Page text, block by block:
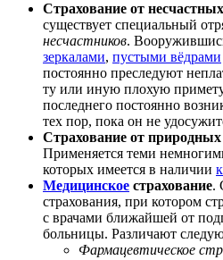
Страхование от
существует специальный
несчастников.
зеркалами, пустыми вёдрами
постоянно преследуют
ту или иную плохую
последнего постоянно
тех пор, пока он не
Страхование от
Применяется теми
которых имеется в наличии
Медицинское страхование.
страхования, при котором
с врачами ближайшей от
больницы. Различают
Фармацевтическое